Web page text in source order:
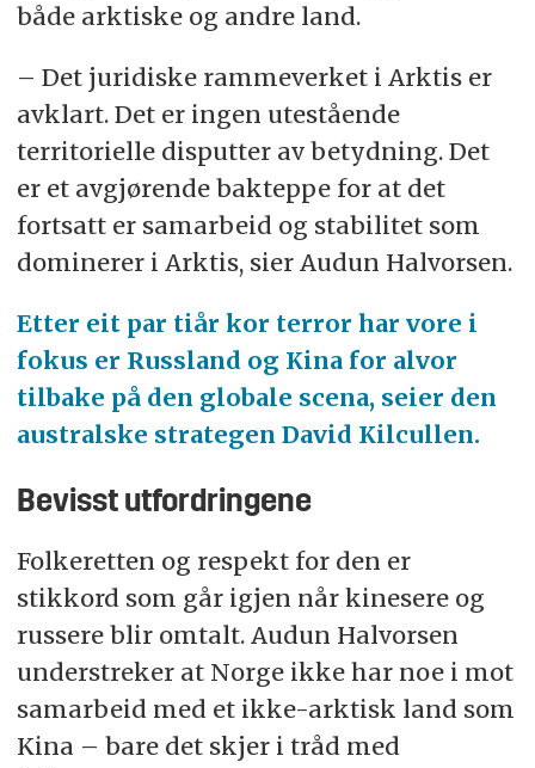
både arktiske og andre land.
– Det juridiske rammeverket i Arktis er
avklart. Det er ingen utestående
territorielle disputter av betydning. Det
er et avgjørende bakteppe for at det
fortsatt er samarbeid og stabilitet som
dominerer i Arktis, sier Audun Halvorsen.
Etter eit par tiår kor terror har vore i
fokus er Russland og Kina for alvor
tilbake på den globale scena, seier den
australske strategen David Kilcullen.
Bevisst utfordringene
Folkeretten og respekt for den er
stikkord som går igjen når kinesere og
russere blir omtalt. Audun Halvorsen
understreker at Norge ikke har noe i mot
samarbeid med et ikke-arktisk land som
Kina – bare det skjer i tråd med